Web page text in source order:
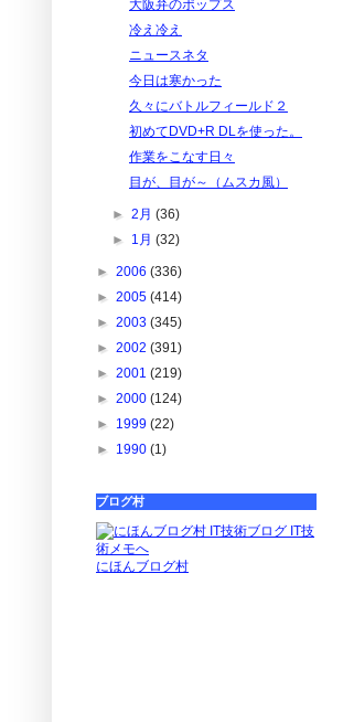
大阪弁のポップス
冷え冷え
ニュースネタ
今日は寒かった
久々にバトルフィールド２
初めてDVD+R DLを使った。
作業をこなす日々
目が、目が～（ムスカ風）
►2月(36)
► 1月(32)
► 2006 (336)
► 2005 (414)
► 2003 (345)
► 2002 (391)
► 2001 (219)
► 2000 (124)
► 1999 (22)
► 1990 (1)
ブログ村
にほんブログ村